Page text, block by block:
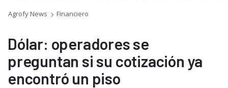
Agrofy News Financiero
Dólar: operadores se
preguntan si su cotización ya
encontró un piso